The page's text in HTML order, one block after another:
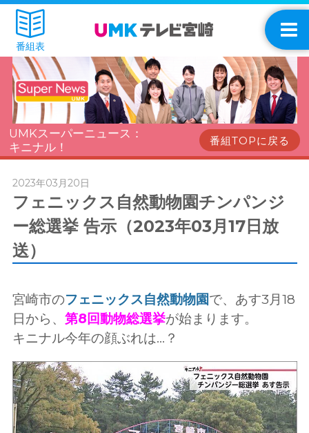
番組表
UMKスーパーニュース：
キニナル！
番組TOPに戻る
2023年03月20日
フェニックス自然動物園チンパンジ
ー総選挙 告示（2023年03月17日放
送）
宮崎市のフェニックス自然動物園で、あす3月18
日から、 第8回動物総選挙が始まります。
キニナル今年の顔ぶれは...？